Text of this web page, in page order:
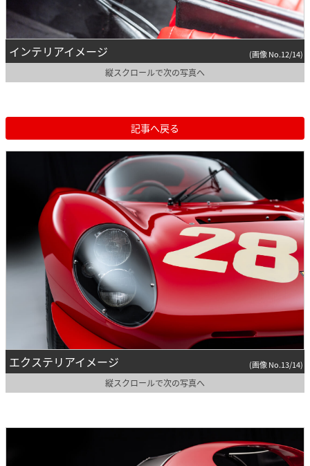
インテリアイメージ (画像 No.12/14)
縦スクロールで次の写真へ
記事へ戻る
エクステリアイメージ (画像 No.13/14)
縦スクロールで次の写真へ